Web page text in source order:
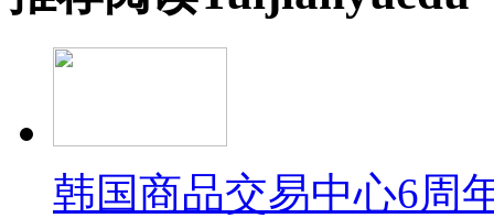
韩国商品交易中心6周